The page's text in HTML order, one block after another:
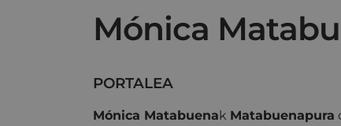
Mónica
PORTALEA
Mónica Matabuenak Matabuenapura